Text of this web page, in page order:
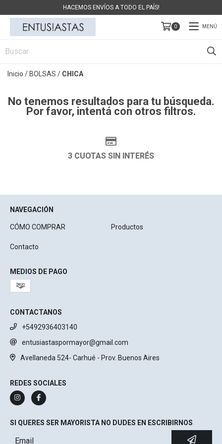
HACEMOS ENVÍOS A TODO EL PAÍS!
0 MENÚ
Inicio / BOLSAS / CHICA
No tenemos resultados para tu búsqueda.
Por favor, intentá con otros filtros.
3 CUOTAS SIN INTERÉS
NAVEGACIÓN
CÓMO COMPRAR Productos
Contacto
MEDIOS DE PAGO
CONTACTANOS
+5492936403140
entusiastaspormayor@gmail.com
Avellaneda 524- Carhué - Prov. Buenos Aires
REDES SOCIALES
SI QUERES SER MAYORISTA NO DUDES EN ESCRIBIRNOS